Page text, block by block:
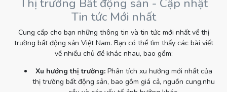
Thị trường Bất động sản - Cập nhật
Tin tức Mới nhất
Cung cấp cho bạn những thông tin và tin tức mới nhất về thị
trường bất động sản Việt Nam. Bạn có thể tìm thấy các bài viết
về nhiều chủ đề khác nhau, bao gồm:
Xu hướng thị trường:Phân tích xu hướng mới nhất của
thị trường bất động sản, bao gồm giá cả, nguồn cung,nhu